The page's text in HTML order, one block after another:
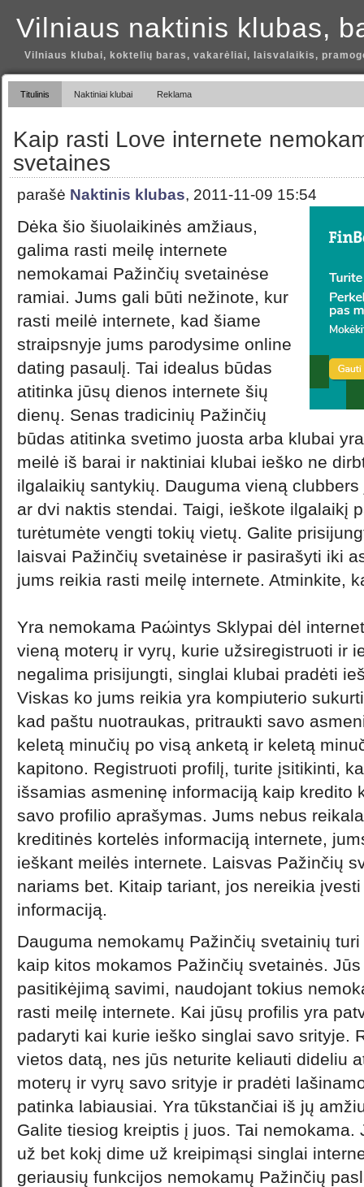
Vilniaus naktinis klubas,
Vilniaus klubai, koktelių baras, vakarėliai, laisvalaikis,
Titulinis Naktiniai klubai Reklama
Kaip rasti Love internete
svetaines
parašė Naktinis klubas, 2011-11-09 15:54
Dėka šio šiuolaikinės amžiaus,
galima rasti meilę internete
nemokamai Pažinčių svetainėse
ramiai. Jums gali būti nežinote, kur
rasti meilė internete, kad šiame
straipsnyje jums parodysime online
dating pasaulį. Tai idealus būdas
atitinka jūsų dienos internete šių
dienų. Senas tradicinių Pažinčių
būdas atitinka svetimo juosta arba klubai
meilė iš barai ir naktiniai klubai ieško ne
ilgalaikių santykių. Dauguma vieną
ar dvi naktis stendai. Taigi, ieškote ilgalaikį
turėtumėte vengti tokių vietų. Galite
laisvai Pažinčių svetainėse ir pasirašyti iki
jums reikia rasti meilę internete. Atminkite,
Yra nemokama Paώintys Sklypai dėl
vieną moterų ir vyrų, kurie užsiregistruoti ir
negalima prisijungti, singlai klubai pradėti
Viskas ko jums reikia yra kompiuterio
kad paštu nuotraukas, pritraukti savo
keletą minučių po visą anketą ir keletą
kapitono. Registruoti profilį, turite įsitikinti,
išsamias asmeninę informaciją kaip kredito
savo profilio aprašymas. Jums nebus
kreditinės kortelės informaciją internete,
ieškant meilės internete. Laisvas Pažinčių
nariams bet. Kitaip tariant, jos nereikia
informaciją.
Dauguma nemokamų Pažinčių svetainių
kaip kitos mokamos Pažinčių svetainės.
pasitikėjimą savimi, naudojant tokius
rasti meilę internete. Kai jūsų profilis yra
padaryti kai kurie ieško singlai savo srityje.
vietos datą, nes jūs neturite keliauti dideliu
moterų ir vyrų savo srityje ir pradėti
patinka labiausiai. Yra tūkstančiai iš jų
Galite tiesiog kreiptis į juos. Tai nemokama.
už bet kokį dime už kreipimąsi singlai
geriausių funkcijos nemokamų Pažinčių